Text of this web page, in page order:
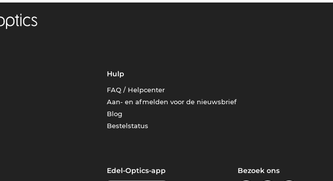
Hulp
FAQ / Helpcenter
Aan- en afmelden voor de nieuwsbrief
Blog
Bestelstatus
Edel-Optics-app Bezoek ons